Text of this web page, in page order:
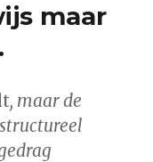
maar
, maar de